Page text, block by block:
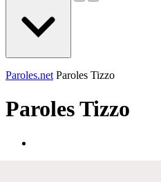
Paroles.net Paroles Tizzo
ParolesTizzo